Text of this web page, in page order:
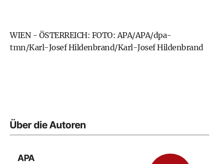
WIEN - ÖSTERREICH: FOTO: APA/APA/dpa-
tmn/Karl-Josef Hildenbrand/Karl-Josef Hildenbrand
Über die Autoren
APA